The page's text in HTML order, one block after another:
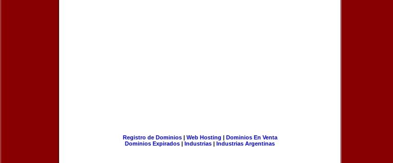
Registro de Dominios| Web Hosting | Dominios En Venta
Dominios Expirados | Industrias | Industrias Argentinas